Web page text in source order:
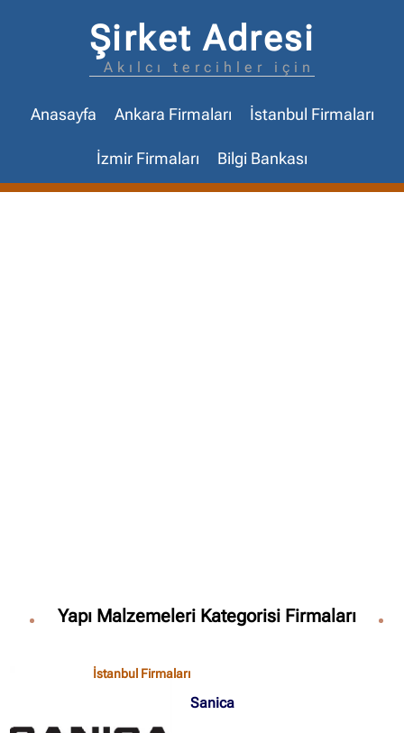
Şirket Adresi
Akılcı tercihler için
Anasayfa Ankara Firmaları İstanbul Firmaları
İzmir Firmaları Bilgi Bankası
Yapı Malzemeleri Kategorisi Firmaları
İstanbul Firmaları
Sanica